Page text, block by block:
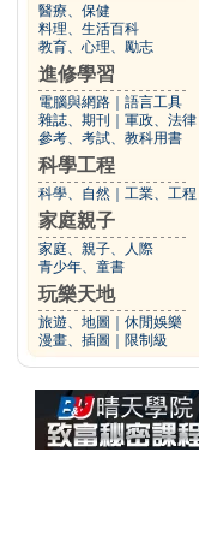
醫療、保健
料理、生活百科
教育、心理、勵志
進修學習
電腦與網路
語言工具
雜誌、期刊
軍政、法律
參考、考試、教科用書
科學工程
科學、自然 工業、工程
家庭親子
家庭、親子、人際
青少年、童書
玩樂天地
旅遊、地圖
休閒娛樂
漫畫、插圖
限制級